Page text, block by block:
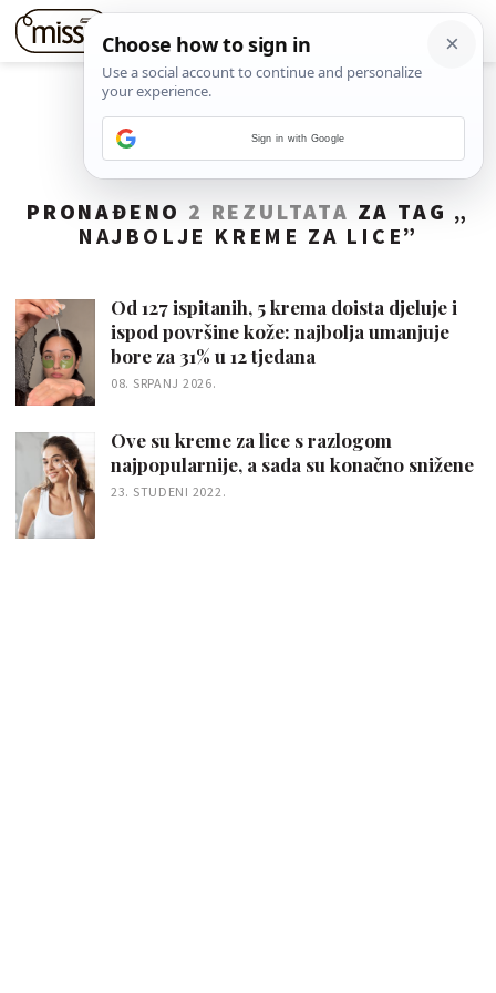
PRONAĐENO 2 REZULTATA ZA TAG „
NAJBOLJE KREME ZA LICE”
Od 127 ispitanih, 5 krema doista djeluje i
ispod površine kože: najbolja umanjuje
bore za 31% u 12 tjedana
08. SRPANJ 2026.
Ove su kreme za lice s razlogom
najpopularnije, a sada su konačno snižene
23. STUDENI 2022.
Sign in with Google